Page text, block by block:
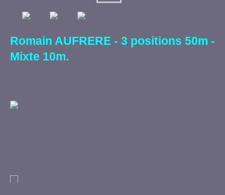
Romain AUFRERE - 3 positions 50m -
Mixte 10m.